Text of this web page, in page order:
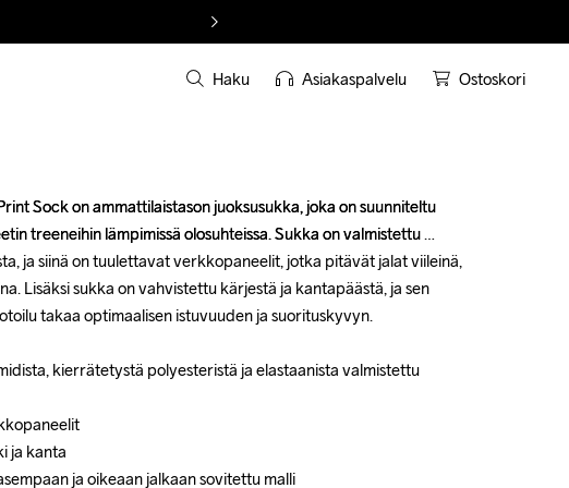
Haku Asiakaspalvelu Ostoskori
Sock on ammattilaistason juoksusukka, joka on suunniteltu
treeneihin lämpimissä olosuhteissa. Sukka on valmistettu
ja siinä on tuulettavat verkkopaneelit, jotka pitävät jalat viileinä,
Lisäksi sukka on vahvistettu kärjestä ja kantapäästä, ja sen
takaa optimaalisen istuvuuden ja suorituskyvyn.
kierrätetystä polyesteristä ja elastaanista valmistettu
ja kanta
ja oikeaan jalkaan sovitettu malli
Sock on ammattilaistason juoksusukka, joka on suunniteltu
treeneihin lämpimissä olosuhteissa. Sukka on valmistettu
ja siinä on tuulettavat verkkopaneelit, jotka pitävät jalat viileinä,
Lisäksi sukka on vahvistettu kärjestä ja kantapäästä, ja sen
takaa optimaalisen istuvuuden ja suorituskyvyn.
kierrätetystä polyesteristä ja elastaanista valmistettu
ja kanta
ja oikeaan jalkaan sovitettu malli